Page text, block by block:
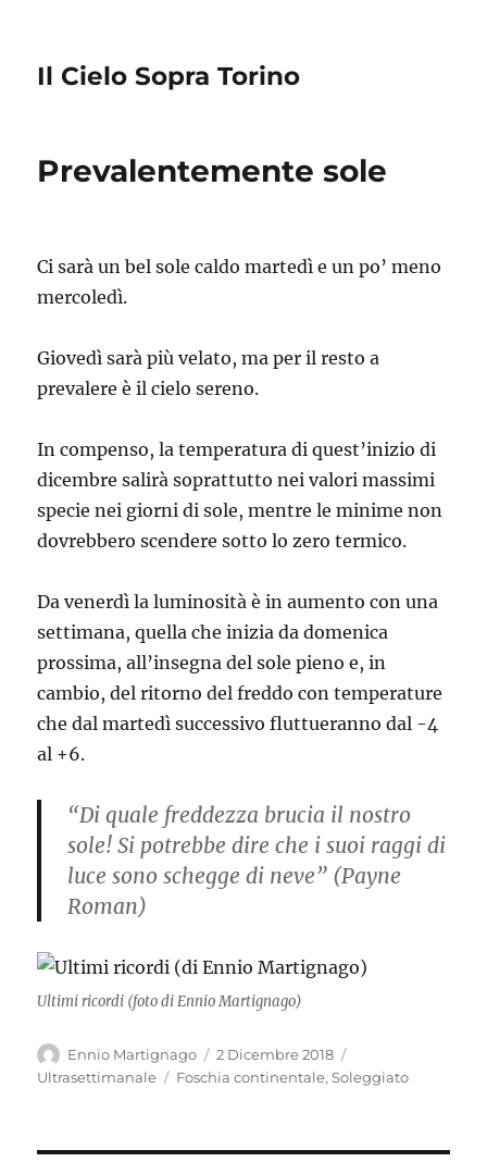
Il Cielo Sopra Torino
Prevalentemente sole
Ci sarà un bel sole caldo martedì e un po’ meno
mercoledì.
Giovedì sarà più velato, ma per il resto a
prevalere è il cielo sereno.
In compenso, la temperatura di quest’inizio di
dicembre salirà soprattutto nei valori massimi
specie nei giorni di sole, mentre le minime non
dovrebbero scendere sotto lo zero termico.
Da venerdì la luminosità è in aumento con una
settimana, quella che inizia da domenica
prossima, all’insegna del sole pieno e, in
cambio, del ritorno del freddo con temperature
che dal martedì successivo fluttueranno dal -4
al +6.
“Di quale freddezza brucia il nostro
sole! Si potrebbe dire che i suoi raggi di
luce sono schegge di neve” (Payne
Roman)
Ultimi ricordi (foto di Ennio Martignago)
Autore
Ennio Martignago
Pubblicato
il
2 Dicembre 2018
Ultrasettimanale
Tag
Foschia continentale,Soleggiato